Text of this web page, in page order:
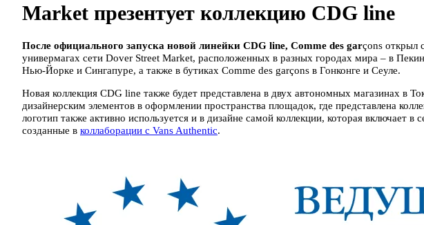
Market презентует коллекцию CDG line
После официального запуска новой линейки CDG line, Comme des garçons открыл
универмагах сети Dover Street Market, расположенных в разных городах мира – в
Нью-Йорке и Сингапуре, а также в бутиках Comme des garçons в Гонконге и Сеуле.
Новая коллекция CDG line также будет представлена в двух автономных магазинах в
дизайнерским элементов в оформлении пространства площадок, где представлена
логотип также активно используется и в дизайне самой коллекции, которая включает в
созданные в коллаборации с Vans Authentic.